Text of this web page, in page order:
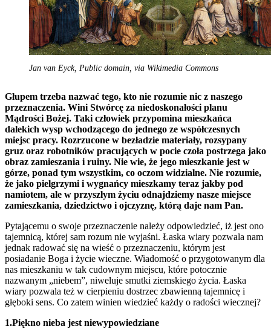
Jan van Eyck, Public domain, via Wikimedia Commons
Głupem trzeba nazwać tego, kto nie rozumie nic z naszego
przeznaczenia. Wini Stwórcę za niedoskonałości planu
Mądrości Bożej. Taki człowiek przypomina mieszkańca
dalekich wysp wchodzącego do jednego ze współczesnych
miejsc pracy. Rozrzucone w bezładzie materiały, rozsypany
gruz oraz robotników pracujących w pocie czoła postrzega jako
obraz zamieszania i ruiny. Nie wie, że jego mieszkanie jest w
górze, ponad tym wszystkim, co oczom widzialne. Nie rozumie,
że jako pielgrzymi i wygnańcy mieszkamy teraz jakby pod
namiotem, ale w przyszłym życiu odnajdziemy nasze miejsce
zamieszkania, dziedzictwo i ojczyznę, którą daje nam Pan.
Pytającemu o swoje przeznaczenie należy odpowiedzieć, iż jest ono
tajemnicą, której sam rozum nie wyjaśni. Łaska wiary pozwala nam
jednak radować się na wieść o przeznaczeniu, którym jest
posiadanie Boga i życie wieczne. Wiadomość o przygotowanym dla
nas mieszkaniu w tak cudownym miejscu, które potocznie
nazwanym „niebem”, niweluje smutki ziemskiego życia. Łaska
wiary pozwala też w cierpieniu dostrzec zbawienną tajemnicę i
głęboki sens. Co zatem winien wiedzieć każdy o radości wiecznej?
1.Piękno nieba jest niewypowiedziane